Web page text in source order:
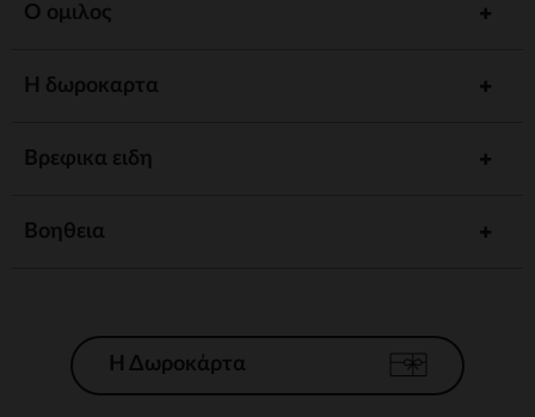
Ο ομιλος
Η δωροκαρτα
Βρεφικα ειδη
Βοηθεια
Η Δωροκάρτα